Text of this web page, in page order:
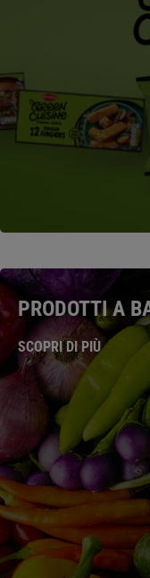
PRODOTTI A
SCOPRI DI PIÙ